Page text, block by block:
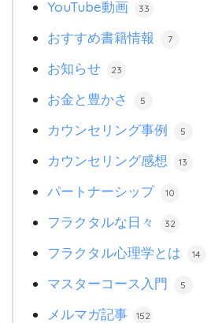
YouTube動画 33
おすすめ書籍情報 7
お知らせ 23
お金と豊かさ 5
カウンセリング事例 5
カウンセリング感想 13
パートナーシップ 10
フラクタルな日々 32
フラクタル心理学とは 14
マスターコース入門 5
メルマガ記事 152